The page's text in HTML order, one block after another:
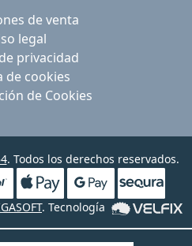
de venta
legal
privacidad
de cookies
de Cookies
. Todos los derechos reservados.
. Tecnología